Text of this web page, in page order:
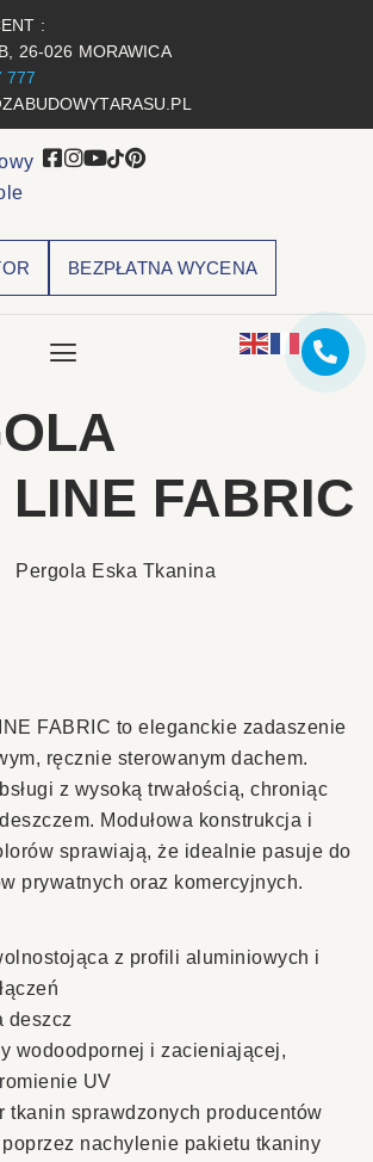
:
26-026 MORAWICA
777
BEZPŁATNA WYCENA
LINE FABRIC
FABRIC to eleganckie zadaszenie
ręcznie sterowanym dachem.
z wysoką trwałością, chroniąc
Modułowa konstrukcja i
sprawiają, że idealnie pasuje do
prywatnych oraz komercyjnych.
z profili aluminiowych i
deszcz
wodoodpornej i zacieniającej,
UV
tkanin sprawdzonych producentów
nachylenie pakietu tkaniny